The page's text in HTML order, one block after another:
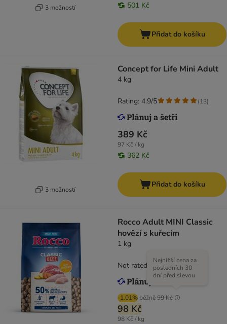
3 možností 501 Kč
Přidat do košíku
3 možností
Concept for Life Mini Adult
4 kg
389 Kč
97 Kč / kg
362 Kč
Rating: 4.9/5 (13)
Přidat do košíku
Rocco Adult MINI Classic
hovězí s kuřecím
1 kg
-1.01% běžně99 Kč
Nejnižší cena za
posledních 30
dní před slevou
98 Kč
98 Kč / kg
Not rated